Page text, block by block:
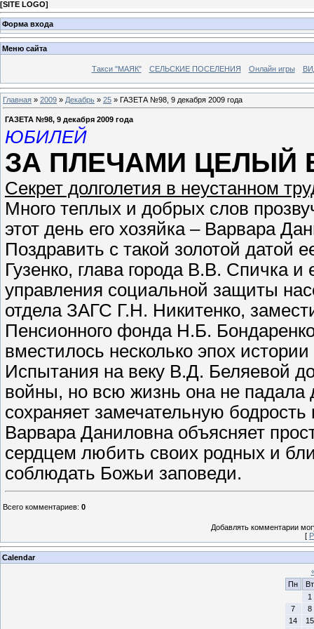
[SITE LOGO]
Форма входа
Меню сайта
Такси "МАЯК" СЕЛЬСКИЕ ПОСЕЛЕНИЯ Онлайн игры
Главная » 2009 » Декабрь » 25 » ГАЗЕТА №98, 9 декабря 2009 года
ГАЗЕТА №98, 9 декабря 2009 года
ЮБИЛЕЙ
ЗА ПЛЕЧАМИ ЦЕЛЫЙ
Секрет долголетия в неустанном
Много теплых и добрых слов
этот день его хозяйка – Варвара
Поздравить с такой золотой
Гузенко, глава города В.В. Спичка
управления социальной защиты
отдела ЗАГС Г.Н. Никитенко,
Пенсионного фонда Н.Б.
вместилось несколько эпох
Испытания на веку В.Д. Беляевой
войны, но всю жизнь она не падала
сохраняет замечательную
Варвара Даниловна объясняет
сердцем любить своих родных и
соблюдать Божьи заповеди.
Всего комментариев: 0
Добавлять комментарии
[
Calendar
Пн
Вт
1
7
8
14
15